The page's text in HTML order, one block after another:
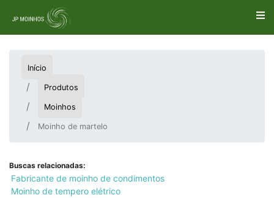
Início
Produtos
Moinhos
Moinho de martelo
Buscas relacionadas:
Fabricante de moinho de condimentos
Moinho de tempero elétrico